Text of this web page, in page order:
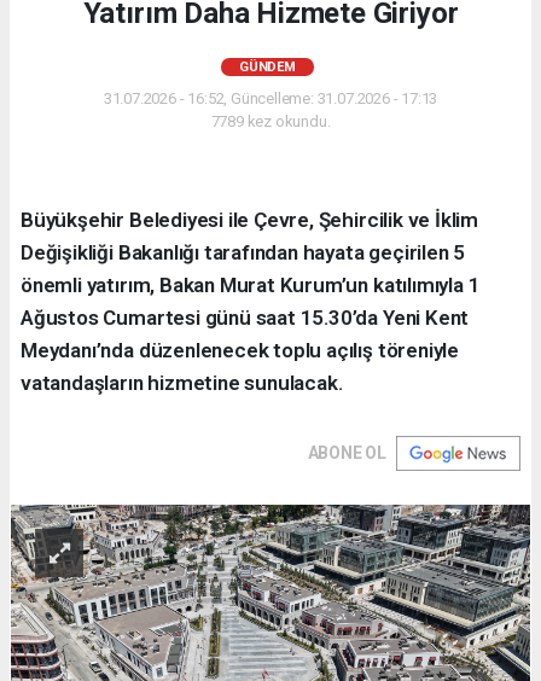
Yatırım Daha Hizmete Giriyor
GÜNDEM
31.07.2026 - 16:52, Güncelleme: 31.07.2026 - 17:13
7789 kez okundu.
Büyükşehir Belediyesi ile Çevre, Şehircilik ve İklim
Değişikliği Bakanlığı tarafından hayata geçirilen 5
önemli yatırım, Bakan Murat Kurum’un katılımıyla 1
Ağustos Cumartesi günü saat 15.30’da Yeni Kent
Meydanı’nda düzenlenecek toplu açılış töreniyle
vatandaşların hizmetine sunulacak.
ABONE OL